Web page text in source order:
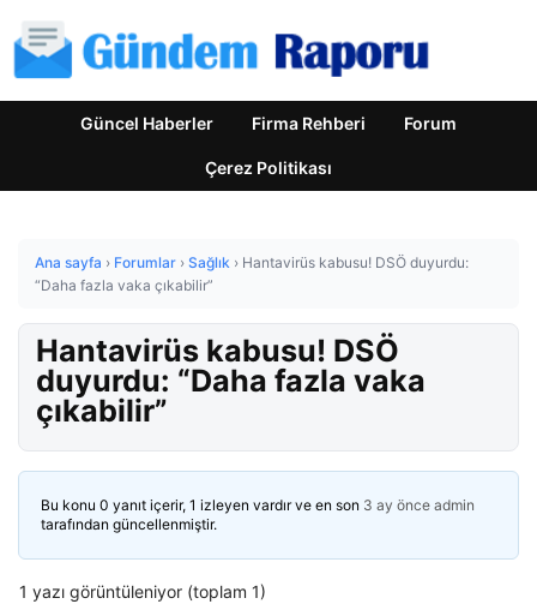
Güncel Haberler Firma Rehberi Forum
Çerez Politikası
Ana sayfa › Forumlar › Sağlık › Hantavirüs kabusu! DSÖ duyurdu:
“Daha fazla vaka çıkabilir”
Hantavirüs kabusu! DSÖ
duyurdu: “Daha fazla vaka
çıkabilir”
Bu konu 0 yanıt içerir, 1 izleyen vardır ve en son 3 ay önce admin
tarafından güncellenmiştir.
1 yazı görüntüleniyor (toplam 1)